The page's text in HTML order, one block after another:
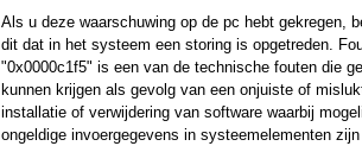
Als u deze waarschuwing op de pc hebt gekregen,
dit dat in het systeem een storing is opgetreden.
"0x0000c1f5" is een van de technische fouten die
kunnen krijgen als gevolg van een onjuiste of
installatie of verwijdering van software waarbij
ongeldige invoergegevens in systeemelementen zijn